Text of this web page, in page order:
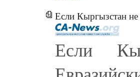
Если Кыргызстан не
Если